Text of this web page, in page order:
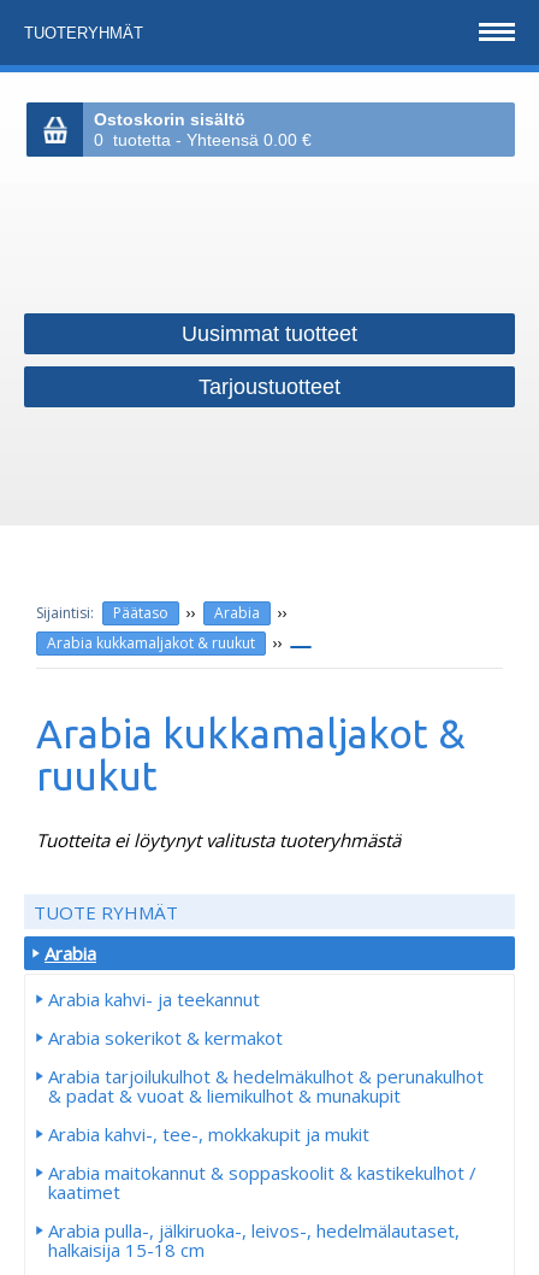
TUOTERYHMÄT
Ostoskorin sisältö
0 tuotetta - Yhteensä 0.00 €
Uusimmat tuotteet
Tarjoustuotteet
Päätaso ›› Arabia ››
Arabia kukkamaljakot & ruukut ››
Arabia kukkamaljakot &
ruukut
Tuotteita ei löytynyt valitusta tuoteryhmästä
TUOTE RYHMÄT
Arabia
Arabia kahvi- ja teekannut
Arabia sokerikot & kermakot
Arabia tarjoilukulhot & hedelmäkulhot & perunakulhot
& padat & vuoat & liemikulhot & munakupit
Arabia kahvi-, tee-, mokkakupit ja mukit
Arabia maitokannut & soppaskoolit & kastikekulhot /
kaatimet
Arabia pulla-, jälkiruoka-, leivos-, hedelmälautaset,
halkaisija 15-18 cm